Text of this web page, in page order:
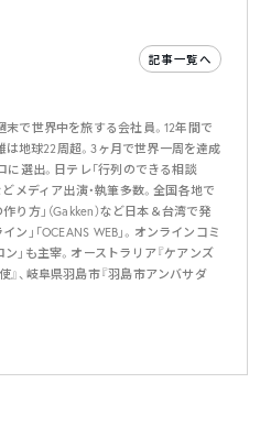
記事一覧へ
末で世界中を旅する会社員。12年間で
地球22周超。3ヶ月で世界一周を達成
に選出。日テレ「行列のできる相談
どメディア出演・執筆多数。全国各地で
り方」（Gakken）など日本＆台湾で発
ン」「OCEANS WEB」。オンラインコミ
」も主宰。オーストラリア『ケアンズ
、岐阜県羽島市『羽島市アンバサダ